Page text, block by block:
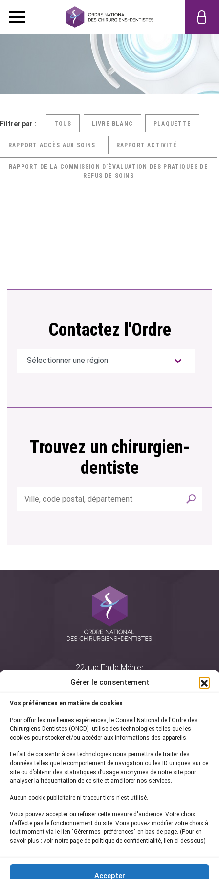
Gérer le consentement
Vos préférences en matière de cookies
Pour offrir les meilleures expériences, le Conseil National de l'Ordre des
Chirurgiens-Dentistes (ONCD) utilise des technologies telles que les
cookies pour stocker et/ou accéder aux informations des appareils.
Le fait de consentir à ces technologies nous permettra de traiter des
données telles que le comportement de navigation ou les ID uniques sur ce
site ou d’obtenir des statistiques d’usage anonymes de notre site pour
analyser la fréquentation de ce site et améliorer nos services.
Aucun cookie publicitaire ni traceur tiers n'est utilisé.
Vous pouvez accepter ou refuser cette mesure d'audience. Votre choix
n'affecte pas le fonctionnement du site. Vous pouvez modifier votre choix à
tout moment via le lien "Gérer mes préférences" en bas de page. (Pour en
savoir plus : voir notre page de politique de confidentialité, lien ci-dessous)
Accepter
Filtrer par : TOUS LIVRE BLANC PLAQUETTE
RAPPORT ACCÈS AUX SOINS RAPPORT ACTIVITÉ
RAPPORT DE LA COMMISSION D’ÉVALUATION DES PRATIQUES DE
REFUS DE SOINS
Contactez l'Ordre
Trouvez un chirurgien-
dentiste
22, rue Emile Ménier
75761 Paris Cedex 16
01 44 34 78 80
courrier@oncd.org
Actualités
Presse
Informations légales
Plan du site
Inscrivez-vous à notrenewsletter